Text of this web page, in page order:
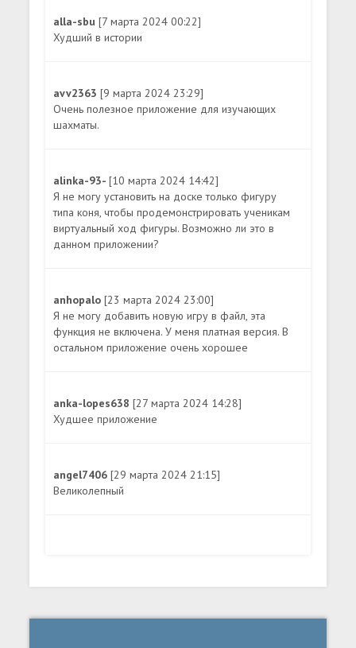
alla-sbu[7 марта 2024 00:22]
Худший в истории
avv2363[9 марта 2024 23:29]
Очень полезное приложение для изучающих
шахматы.
alinka-93-[10 марта 2024 14:42]
Я не могу установить на доске только фигуру
типа коня, чтобы продемонстрировать ученикам
виртуальный ход фигуры. Возможно ли это в
данном приложении?
anhopalo[23 марта 2024 23:00]
Я не могу добавить новую игру в файл, эта
функция не включена. У меня платная версия. В
остальном приложение очень хорошее
anka-lopes638[27 марта 2024 14:28]
Худшее приложение
angel7406[29 марта 2024 21:15]
Великолепный